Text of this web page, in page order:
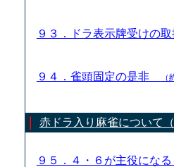
９３．ドラ表示牌受けの
９４．雀頭固定の是非 （
赤ドラ入り麻雀について
９５．４・６が主役にな